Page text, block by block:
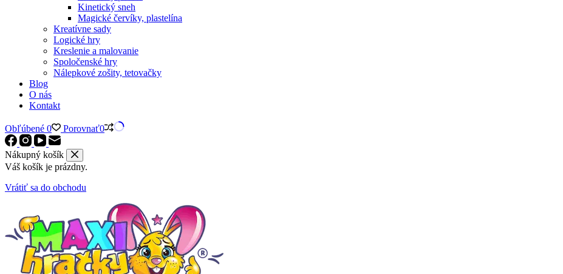
Kinetický sneh
Magické červíky, plastelína
Kreatívne sady
Logické hry
Kreslenie a malovanie
Spoločenské hry
Nálepkové zošity, tetovačky
Blog
O nás
Kontakt
Obľúbené 0 Porovnať0
Nákupný košík
Váš košík je prázdny.
Vrátiť sa do obchodu